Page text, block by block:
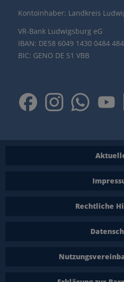
Kontoinhaber: Landkreis
VR-Bank Ludwigsburg eG
IBAN: DE58 6049 1430 0484
BIC: GENO DE S1 VBB
Rechtliche